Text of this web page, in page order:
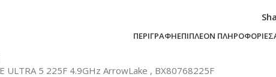
ΠΕΡΙΓΡΑΦΉΕΠΙΠΛΈΟΝ ΠΛΗΡΟΦΟΡΊΕΣ
ULTRA 5 225F 4.9GHz ArrowLake , BX80768225F